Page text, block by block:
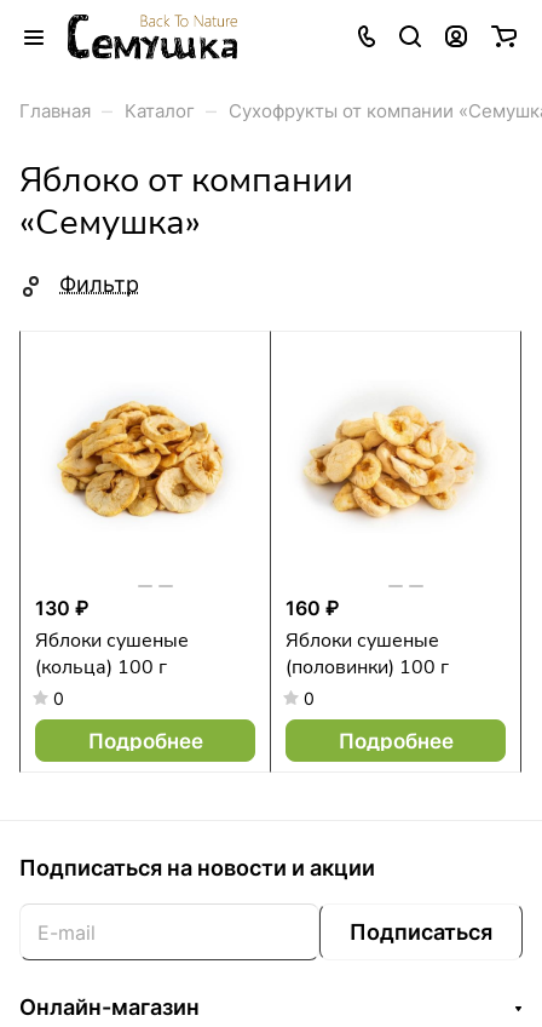
Главная – Каталог – Сухофрукты от компании
Яблоко от компании
«Семушка»
Фильтр
130 ₽
Яблоки сушеные
(кольца) 100 г
0
Подробнее
160 ₽
Яблоки сушеные
(половинки) 100 г
0
Подробнее
Подписаться на новости и акции
Подписаться
Онлайн-магазин